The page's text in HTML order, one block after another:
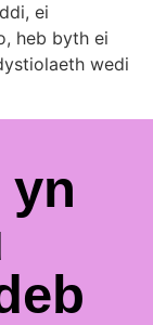
ei
heb byth ei
wedi
yn